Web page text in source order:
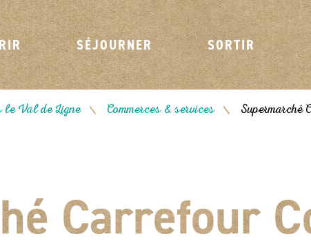
SÉJOURNER SORTIR
le Val de Ligne / Commerces & services / Supermarché
Carrefour